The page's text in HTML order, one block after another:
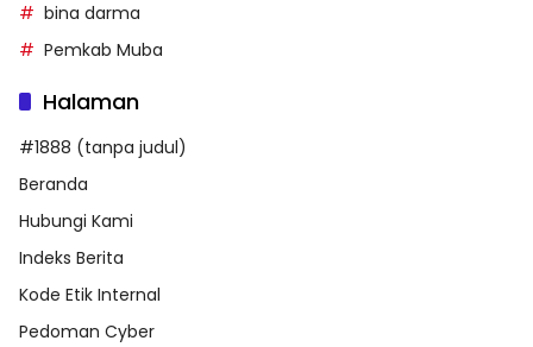
bina darma
Pemkab Muba
Halaman
#1888 (tanpa judul)
Beranda
Hubungi Kami
Indeks Berita
Kode Etik Internal
Pedoman Cyber